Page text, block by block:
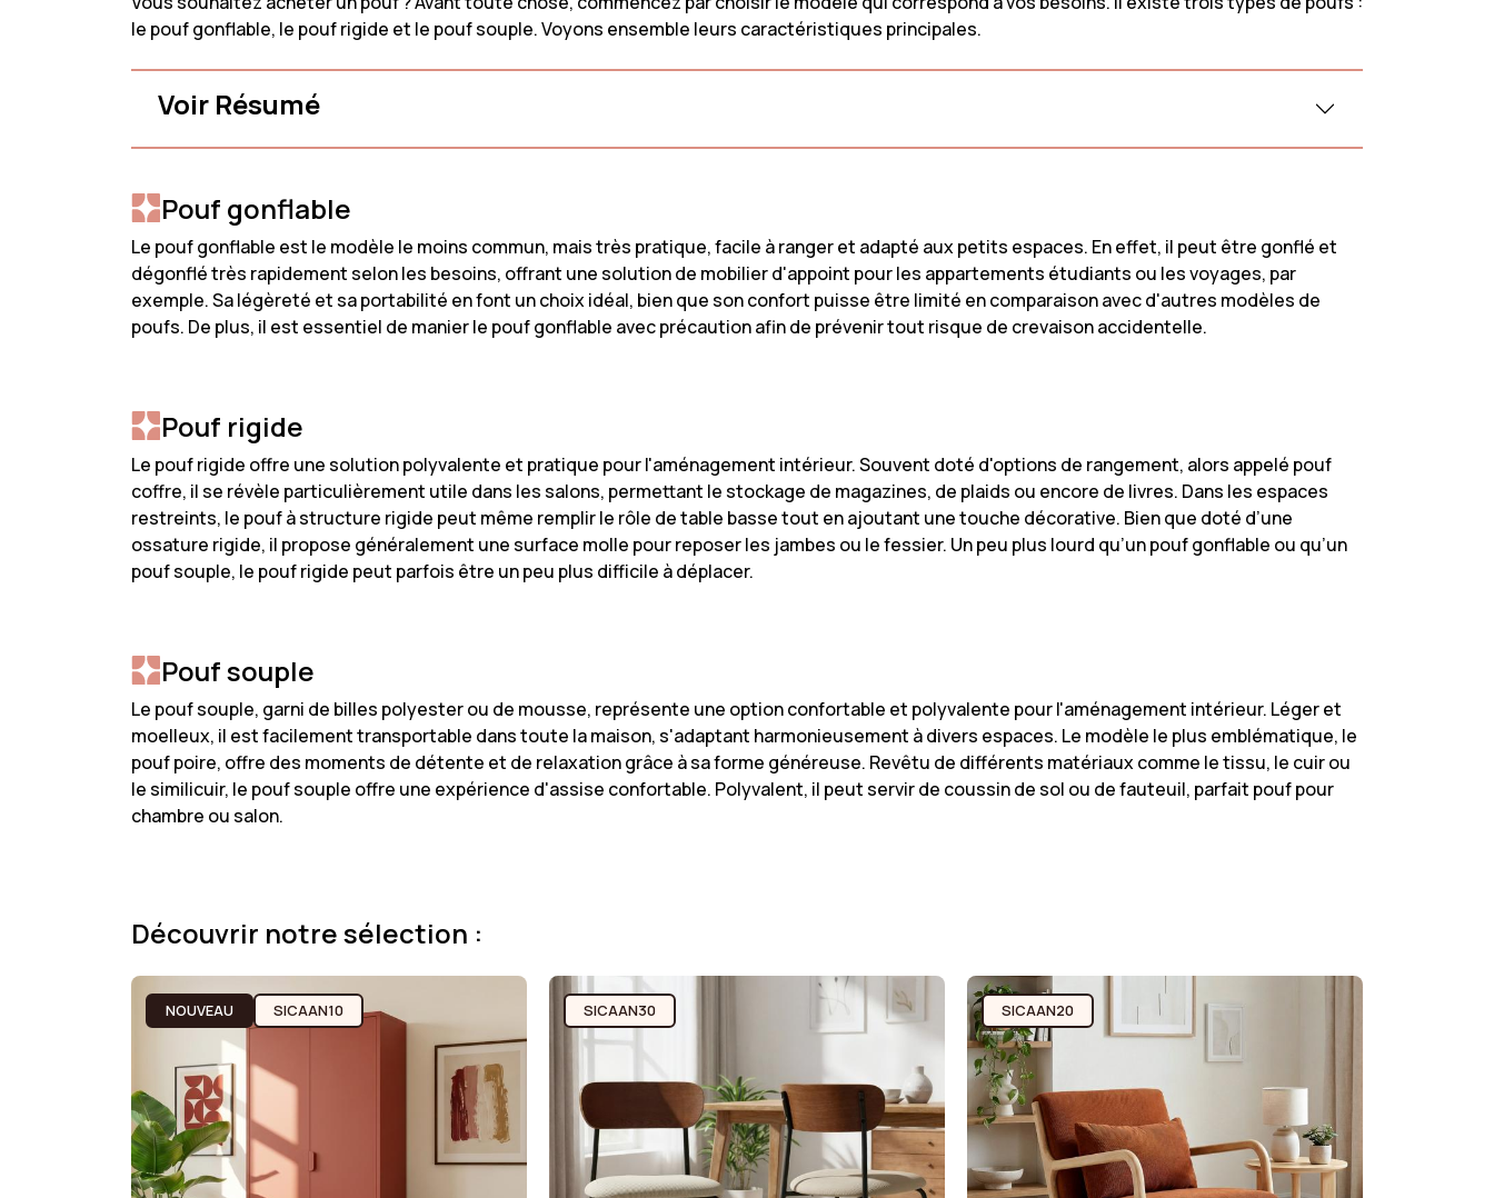
Promotions
Besoin D’aide
Canapé 2 places
Canapé Vintage
Canapé en lin
Canapé velours côtelé
Canapé Beige
Canapé Blanc
le pouf gonflable, le pouf rigide et le pouf souple. Voyons ensemble leurs caractéristiques principales.
Voir Résumé
Pouf gonflable
Le pouf gonflable est le modèle le moins commun, mais très pratique, facile à ranger et adapté aux petits espaces. En effet, il peut être gonflé et
dégonflé très rapidement selon les besoins, offrant une solution de mobilier d'appoint pour les appartements étudiants ou les voyages, par
exemple. Sa légèreté et sa portabilité en font un choix idéal, bien que son confort puisse être limité en comparaison avec d'autres modèles de
poufs. De plus, il est essentiel de manier le pouf gonflable avec précaution afin de prévenir tout risque de crevaison accidentelle.
Pouf rigide
Le pouf rigide offre une solution polyvalente et pratique pour l'aménagement intérieur. Souvent doté d'options de rangement, alors appelé pouf
coffre, il se révèle particulièrement utile dans les salons, permettant le stockage de magazines, de plaids ou encore de livres. Dans les espaces
restreints, le pouf à structure rigide peut même remplir le rôle de table basse tout en ajoutant une touche décorative. Bien que doté d’une
ossature rigide, il propose généralement une surface molle pour reposer les jambes ou le fessier. Un peu plus lourd qu’un pouf gonflable ou qu’un
pouf souple, le pouf rigide peut parfois être un peu plus difficile à déplacer.
Pouf souple
Le pouf souple, garni de billes polyester ou de mousse, représente une option confortable et polyvalente pour l'aménagement intérieur. Léger et
moelleux, il est facilement transportable dans toute la maison, s'adaptant harmonieusement à divers espaces. Le modèle le plus emblématique, le
pouf poire, offre des moments de détente et de relaxation grâce à sa forme généreuse. Revêtu de différents matériaux comme le tissu, le cuir ou
le similicuir, le pouf souple offre une expérience d'assise confortable. Polyvalent, il peut servir de coussin de sol ou de fauteuil, parfait pouf pour
chambre ou salon.
Découvrir notre sélection :
NOUVEAU SICAAN10 SICAAN30 SICAAN20